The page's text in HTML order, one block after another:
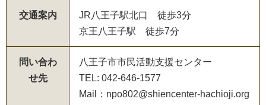
交通案内
JR八王子駅北口 徒歩3分
京王八王子駅 徒歩7分
問い合わ
せ先
八王子市市民活動支援センター
TEL: 042-646-1577
Mail：npo802@shiencenter-hachioji.org